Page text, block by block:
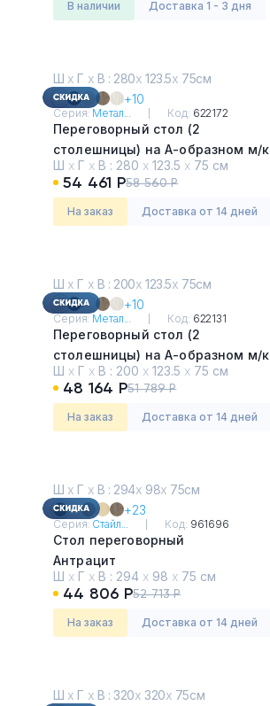
в наличии Доставка 1 - 3 дня
Ш х Г х В : 280х 123.5х 75см
+10
Серия: Метал... Код: 622172
Переговорный стол (2
столешницы) на А-образном м/к
Белый
Ш х Г х В : 280 х 123.5 х 75 см
54 461 Р58 560 Р
На заказ Доставка от 14 дней
Ш х Г х В : 200х 123.5х 75см
+10
Серия: Метал... Код: 622131
Переговорный стол (2
столешницы) на А-образном м/к
Акация Лорка
Ш х Г х В : 200 х 123.5 х 75 см
48 164 Р51 789 Р
На заказ Доставка от 14 дней
Ш х Г х В : 294х 98х 75см
+23
Серия: Стайл... Код: 961696
Стол переговорный
Антрацит
Ш х Г х В : 294 х 98 х 75 см
44 806 Р52 713 Р
На заказ Доставка от 14 дней
Ш х Г х В : 320х 320х 75см